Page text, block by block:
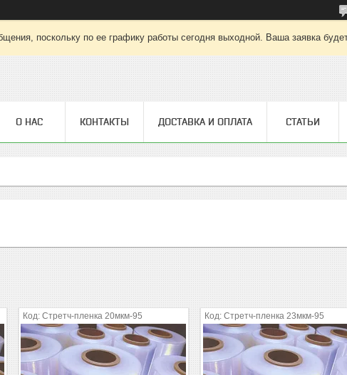
поскольку по ее графику работы сегодня выходной. Ваша заявка
О НАС КОНТАКТЫ ДОСТАВКА И ОПЛАТА СТАТЬИ
Стретч-пленка 20мкм-95 Стретч-пленка 23мкм-95